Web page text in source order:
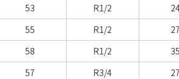
53 R1/2
55 R1/2
58 R1/2
57 R3/4